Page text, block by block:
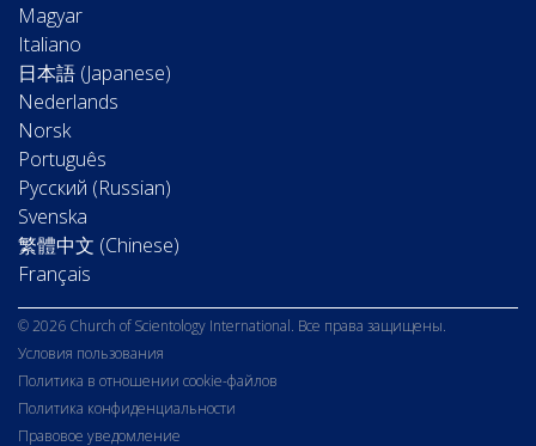
Magyar
Italiano
日本語 (Japanese)
Nederlands
Norsk
Português
Русский (Russian)
Svenska
繁體中文 (Chinese)
Français
© 2026 Church of Scientology International. Все права защищены.
Условия пользования
Политика в отношении cookie-файлов
Политика конфиденциальности
Правовое уведомление